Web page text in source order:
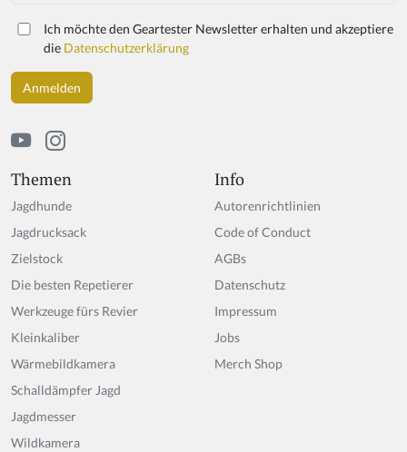
Themen
Jagdhunde
Jagdrucksack
Zielstock
Die besten Repetierer
Werkzeuge fürs Revier
Kleinkaliber
Wärmebildkamera
Schalldämpfer Jagd
Jagdmesser
Wildkamera
Info
Autorenrichtlinien
Code of Conduct
AGBs
Datenschutz
Impressum
Jobs
Merch Shop
h
a
n,
ig
n
o
r
t
hi
s
el
d
Ich möchte den Geartester Newsletter erhalten und akzeptiere
die Datenschutzerklärung